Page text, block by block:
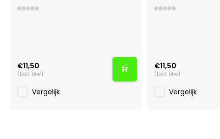
€11,50
(Excl. btw)
Vergelijk
€11,50
(Excl. btw)
Vergelijk